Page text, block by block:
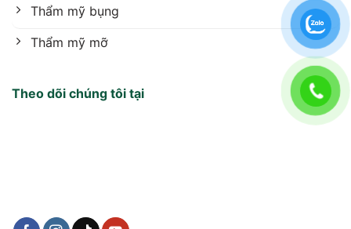
Thẩm mỹ bụng
Thẩm mỹ mỡ
Theo dõi chúng tôi tại